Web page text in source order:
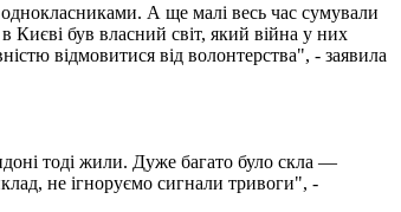
однокласниками. А ще малі весь час сумували
був власний світ, який війна у них
відмовитися від волонтерства", - заявила
тоді жили. Дуже багато було скла —
не ігноруємо сигнали тривоги", -